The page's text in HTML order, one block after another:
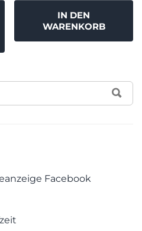
IN DEN
WARENKORB
Facebook